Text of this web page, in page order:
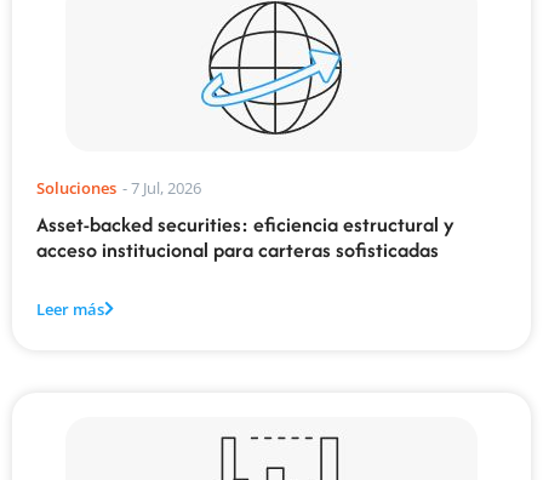
Soluciones -7 Jul, 2026
Asset-backed securities: eficiencia estructural y
acceso institucional para carteras sofisticadas
Leer más